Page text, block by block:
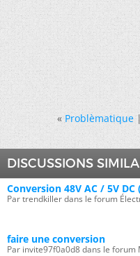
« Problèmatique
DISCUSSIONS
Conversion 48V AC / 5V
Par trendkiller dans le forum
faire une conversion
Par invite97f0a0d8 dans le